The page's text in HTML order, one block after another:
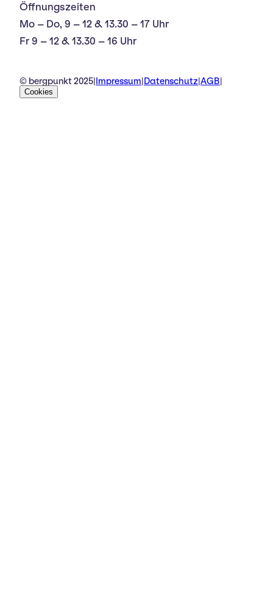
Öffnungszeiten
Mo – Do, 9 – 12 & 13.30 – 17 Uhr
Fr 9 – 12 & 13.30 – 16 Uhr
© bergpunkt 2025 Impressum Datenschutz AGB
Cookies